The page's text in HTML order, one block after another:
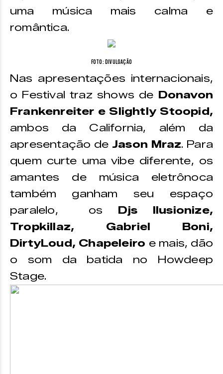
uma música mais calma e
romântica.
Foto: Divulgação
Nas apresentações internacionais,
o Festival traz shows de Donavon
Frankenreiter e Slightly Stoopid,
ambos da California, além da
apresentação de Jason Mraz. Para
quem curte uma vibe diferente, os
amantes de música eletrônoca
também ganham seu espaço
paralelo, os Djs Ilusionize,
Tropkillaz, Gabriel Boni,
DirtyLoud, Chapeleiro e mais, dão
o som da batida no Howdeep
Stage.